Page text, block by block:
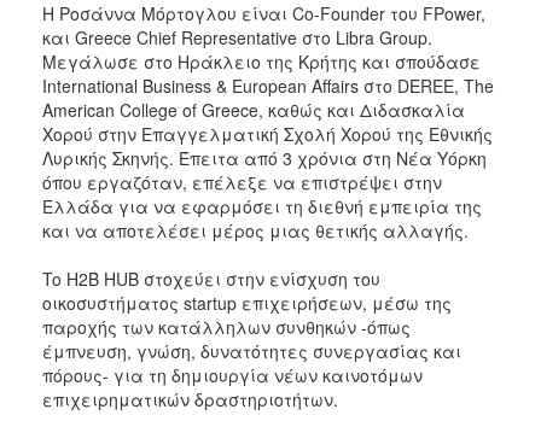
Η Ροσάννα Μόρτογλου είναι Co-Founder του FPower,
και Greece Chief Representative στο Libra Group.
Μεγάλωσε στο Ηράκλειο της Κρήτης και σπούδασε
International Business & European Affairs στο DEREE, The
American College of Greece, καθώς και Διδασκαλία
Χορού στην Επαγγελματική Σχολή Χορού της Εθνικής
Λυρικής Σκηνής. Έπειτα από 3 χρόνια στη Νέα Υόρκη
όπου εργαζόταν, επέλεξε να επιστρέψει στην
Ελλάδα για να εφαρμόσει τη διεθνή εμπειρία της
και να αποτελέσει μέρος μιας θετικής αλλαγής.
To H2B HUB στοχεύει στην ενίσχυση του
οικοσυστήματος startup επιχειρήσεων, μέσω της
παροχής των κατάλληλων συνθηκών -όπως
έμπνευση, γνώση, δυνατότητες συνεργασίας και
πόρους- για τη δημιουργία νέων καινοτόμων
επιχειρηματικών δραστηριοτήτων.